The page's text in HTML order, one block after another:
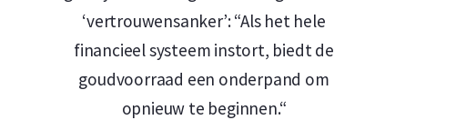
250 gram, de zuiverheid 999,9 en het
het CertiCard-echtheidscertificaat. Het
een hologram en een unieke stempel
Hafner produceert twee verschillende
‘vertrouwensanker’: “Als het hele
financieel systeem instort, biedt de
goudvoorraad een onderpand om
opnieuw te beginnen.“